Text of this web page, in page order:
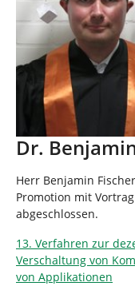
Dr.
Herr Benjamin
Promotion mit
abgeschlossen.
13. Verfahren zur
Verschaltung von
von Applikationen